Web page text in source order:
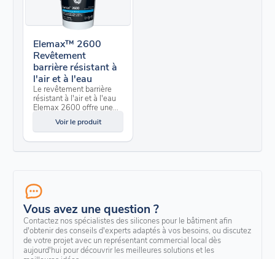
Elemax™ 2600
Revêtement
barrière résistant à
l'air et à l'eau
Le revêtement barrière
résistant à l'air et à l'eau
Elemax 2600 offre une...
Voir le produit
Vous avez une question ?
Contactez nos spécialistes des silicones pour le bâtiment afin
d'obtenir des conseils d'experts adaptés à vos besoins, ou discutez
de votre projet avec un représentant commercial local dès
aujourd'hui pour découvrir les meilleures solutions et les